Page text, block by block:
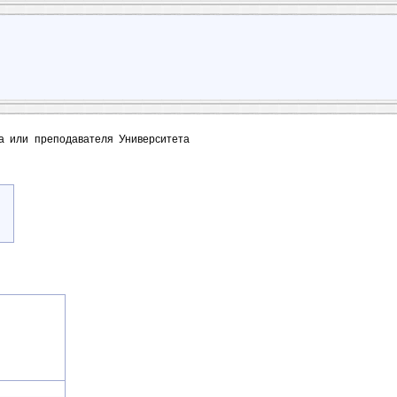
или преподавателя Университета